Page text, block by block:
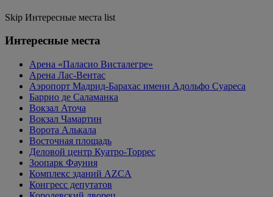
Skip Интересные места list
Интересные места
Арена «Паласио Висталегре»
Арена Лас-Вентас
Аэропорт Мадрид-Барахас имени Адольфо Суареса
Баррио де Саламанка
Вокзал Аточа
Вокзал Чамартин
Ворота Алькала
Восточная площадь
Деловой центр Куатро-Торрес
Зоопарк Фауния
Комплекс зданий AZCA
Конгресс депутатов